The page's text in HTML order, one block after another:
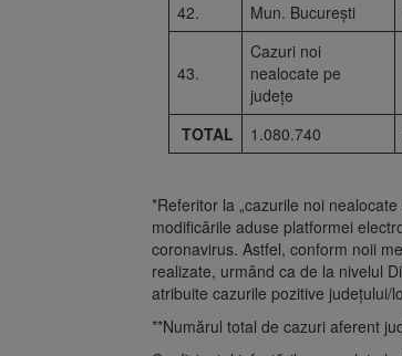
42.
Mun. București
43.
Cazuri noi
nealocate pe
județe
TOTAL 1.080.740
*Referitor la „cazurile noi
modificările aduse platformei
coronavirus. Astfel, conform noii
realizate, urmând ca de la nivelul
atribuite cazurile pozitive județului/
**Numărul total de cazuri aferent